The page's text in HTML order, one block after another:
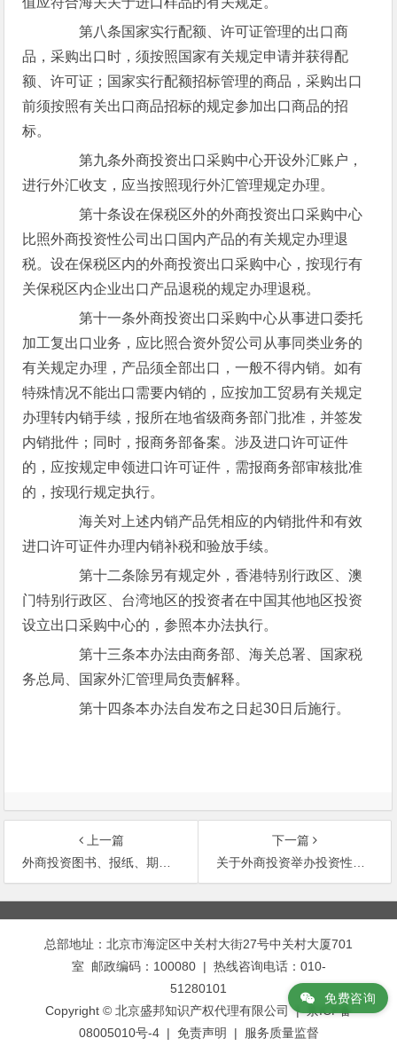
第八条国家实行配额、许可证管理的出口商
品，采购出口时，须按照国家有关规定申请并获得配
额、许可证；国家实行配额招标管理的商品，采购出口
前须按照有关出口商品招标的规定参加出口商品的招
标。
第九条外商投资出口采购中心开设外汇账户，
进行外汇收支，应当按照现行外汇管理规定办理。
第十条设在保税区外的外商投资出口采购中心
比照外商投资性公司出口国内产品的有关规定办理退
税。设在保税区内的外商投资出口采购中心，按现行有
关保税区内企业出口产品退税的规定办理退税。
第十一条外商投资出口采购中心从事进口委托
加工复出口业务，应比照合资外贸公司从事同类业务的
有关规定办理，产品须全部出口，一般不得内销。如有
特殊情况不能出口需要内销的，应按加工贸易有关规定
办理转内销手续，报所在地省级商务部门批准，并签发
内销批件；同时，报商务部备案。涉及进口许可证件
的，应按规定申领进口许可证件，需报商务部审核批准
的，按现行规定执行。
海关对上述内销产品凭相应的内销批件和有效
进口许可证件办理内销补税和验放手续。
第十二条除另有规定外，香港特别行政区、澳
门特别行政区、台湾地区的投资者在中国其他地区投资
设立出口采购中心的，参照本办法执行。
第十三条本办法由商务部、海关总署、国家税
务总局、国家外汇管理局负责解释。
第十四条本办法自发布之日起30日后施行。
上一篇
外商投资图书、报纸、期刊分销企业管理办法
下一篇
关于外商投资举办投资性公司的规定
文
章
总部地址：北京市海淀区中关村大街27号中关村大厦701
室 邮政编码：100080 | 热线咨询电话：010-
51280101
Copyright © 北京盛邦知识产权代理有限公司 | 京ICP备
08005010号-4 | 免责声明 | 服务质量监督
免费咨询